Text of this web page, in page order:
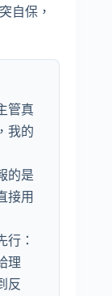
自保，
管真
我的
的是
接用
行：
理
反